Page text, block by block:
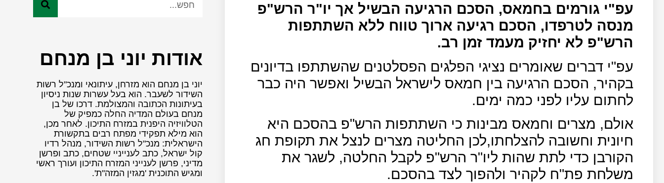
עפ"י גורמים בחמאס, הסכם הרגיעה הבשיל אך יו"ר הרש"פ
מנסה לטרפדו, הסכם רגיעה ארוך טווח ללא השתתפות
הרש"פ לא יחזיק מעמד זמן רב.
עפ"י דברים שאומרים נציגי הפלגים הפסלטנים שהשתתפו בדיונים
בקהיר, הסכם הרגיעה בין חמאס לישראל הבשיל ואפשר היה כבר
לחתום עליו לפני כמה ימים.
אולם, מצרים וחמאס מבינות כי השתתפות הרש"פ בהסכם היא
חיונית וחשובה להצלחתו,לכן החליטה מצרים לנצל את תקופת חג
הקורבן כדי לתת שהות ליו"ר הרש"פ לקבל החלטה, לשגר את
משלחת פת"ח לקהיר ולהפוך לצד בהסכם.
אודות יוני בן מנחם
יוני בן מנחם הוא מזרחן, עיתונאי ומנכ"ל רשות
השידור לשעבר. הוא בעל עשרות שנות ניסיון
בעיתונות הכתובה והמצולמת. דרכו של בן
מנחם בעולם המדיה החלה כמפיק של
הטלוויזיה היפנית במזרח התיכון. לאחר מכן,
הוא מילא תפקידי מפתח רבים בתקשורת
הישראלית: מנכ"ל רשות השידור, מנהל רדיו
קול ישראל, כתב לענייניי שטחים, כתב ופרשן
מדיני, פרשן לענייני המזרח התיכון ועורך ראשי
ומגיש התוכנית 'מגזין המזה"ת'.